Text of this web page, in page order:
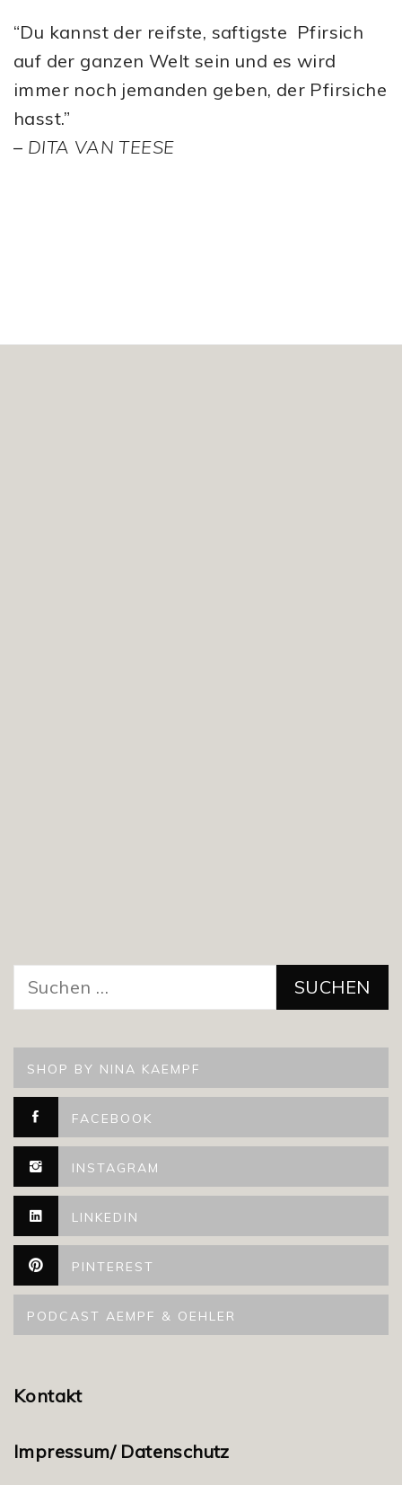
“Du kannst der reifste, saftigste Pfirsich
auf der ganzen Welt sein und es wird
immer noch jemanden geben, der Pfirsiche
hasst.”
– DITA VAN TEESE
nach:
SHOP BY NINA KAEMPF
FACEBOOK
INSTAGRAM
LINKEDIN
PINTEREST
PODCAST AEMPF & OEHLER
Kontakt
Impressum/ Datenschutz